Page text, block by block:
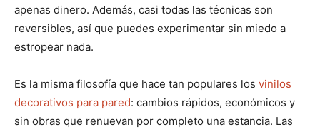
apenas dinero. Además, casi todas las técnicas son
reversibles, así que puedes experimentar sin miedo a
estropear nada.
Es la misma filosofía que hace tan populares los vinilos
decorativos para pared: cambios rápidos, económicos y
sin obras que renuevan por completo una estancia. Las